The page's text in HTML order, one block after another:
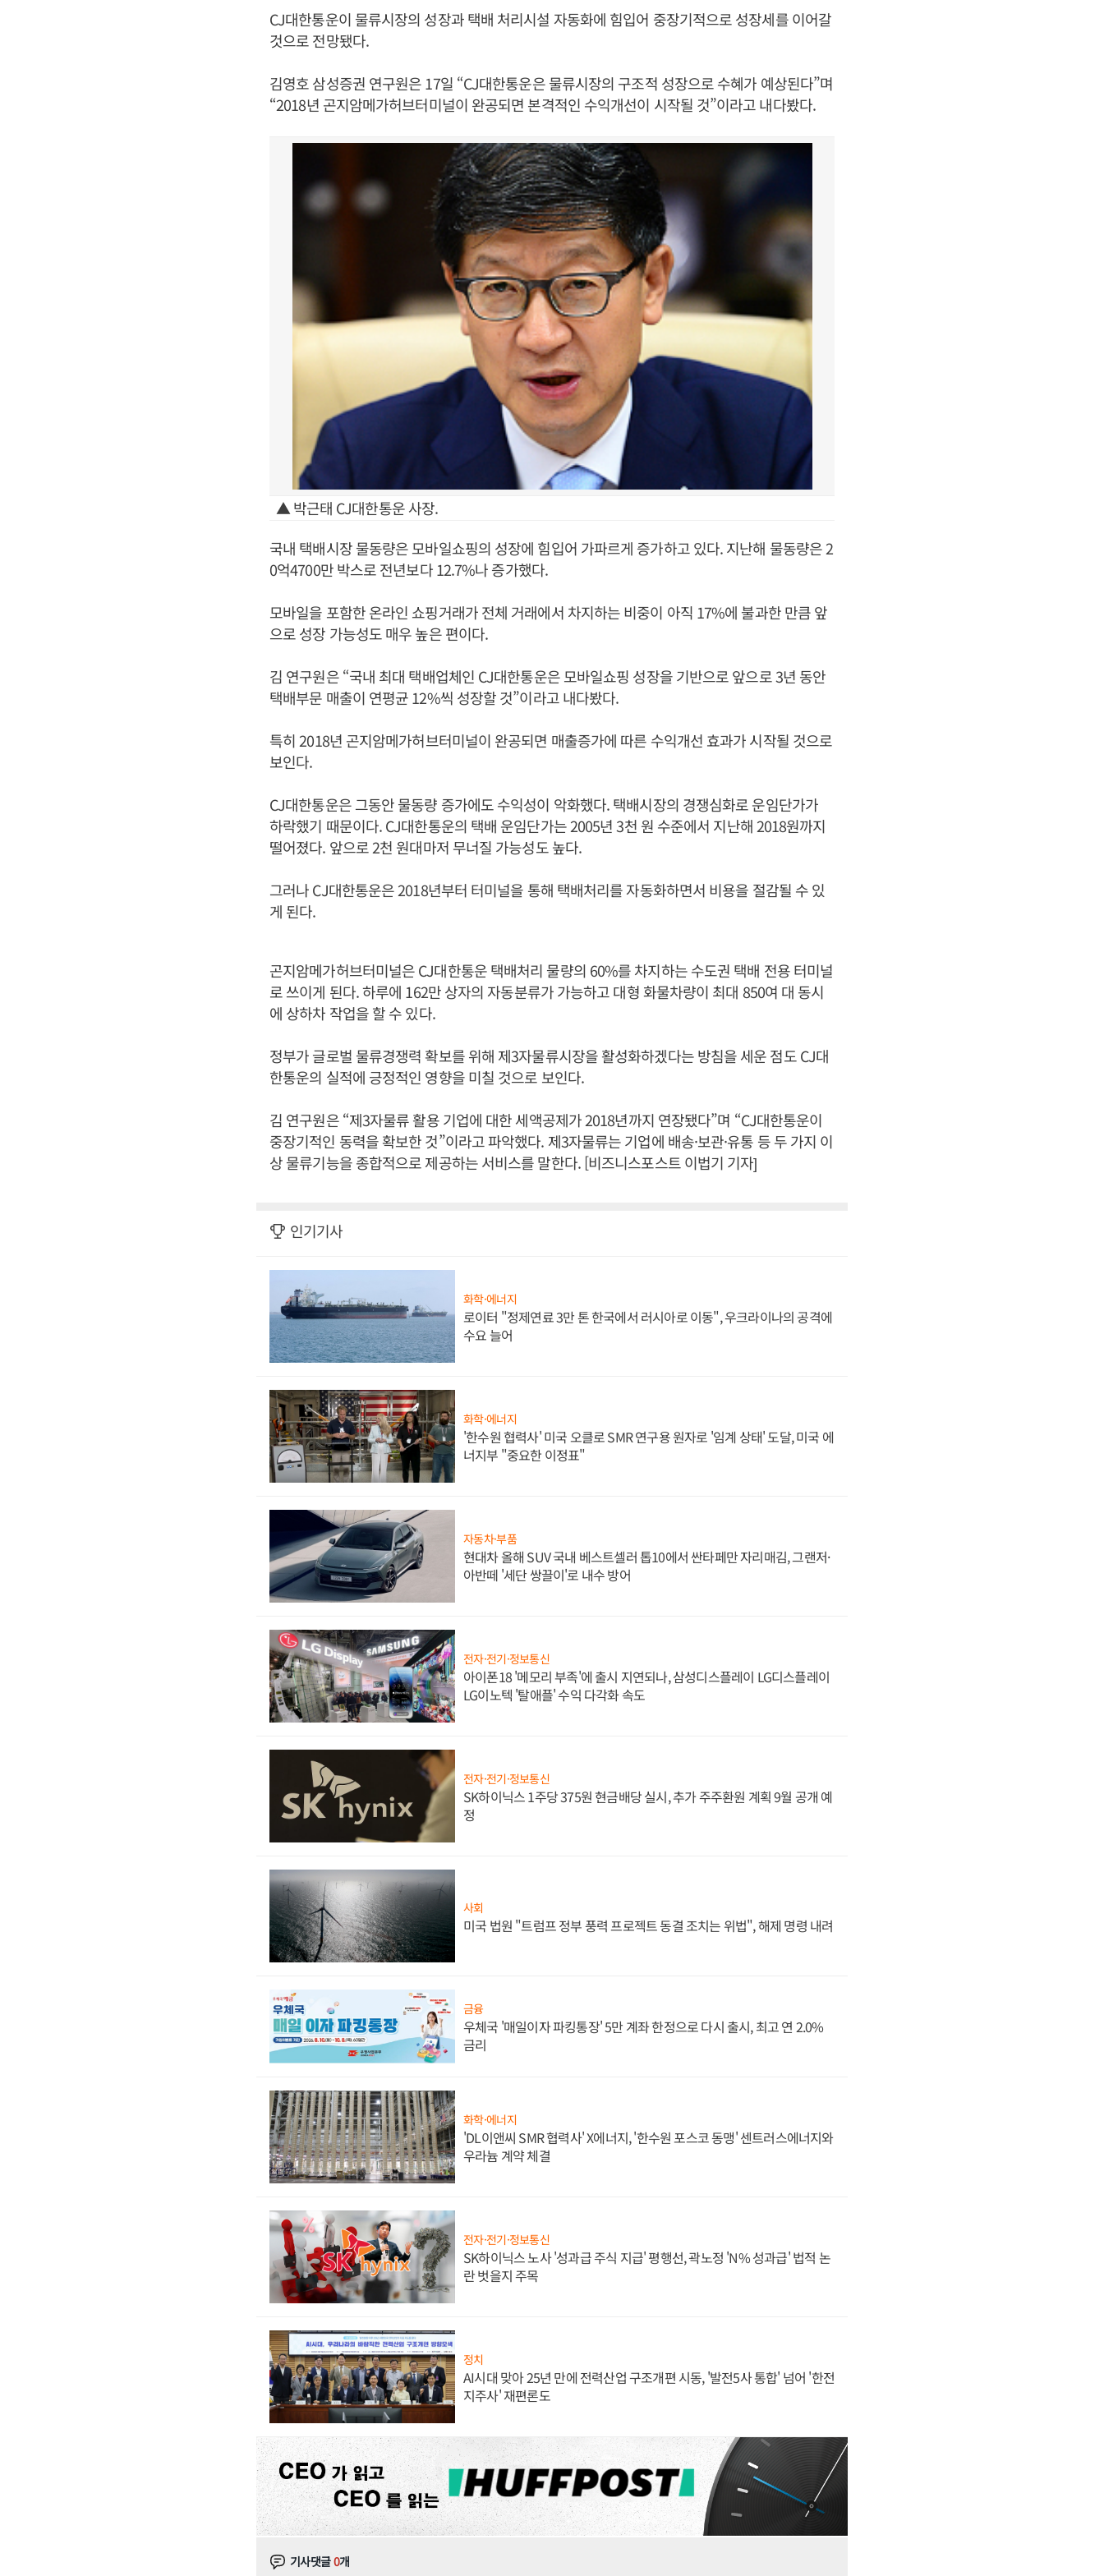
CJ대한통운이 물류시장의 성장과 택배 처리시설 자동화에 힘입어 중장기적으로 성장세를 이어갈
것으로 전망됐다.
김영호 삼성증권 연구원은 17일 “CJ대한통운은 물류시장의 구조적 성장으로 수혜가 예상된다”며
“2018년 곤지암메가허브터미널이 완공되면 본격적인 수익개선이 시작될 것”이라고 내다봤다.
▲ 박근태 CJ대한통운 사장.
국내 택배시장 물동량은 모바일쇼핑의 성장에 힘입어 가파르게 증가하고 있다. 지난해 물동량은 2
0억4700만 박스로 전년보다 12.7%나 증가했다.
모바일을 포함한 온라인 쇼핑거래가 전체 거래에서 차지하는 비중이 아직 17%에 불과한 만큼 앞
으로 성장 가능성도 매우 높은 편이다.
김 연구원은 “국내 최대 택배업체인 CJ대한통운은 모바일쇼핑 성장을 기반으로 앞으로 3년 동안
택배부문 매출이 연평균 12%씩 성장할 것”이라고 내다봤다.
특히 2018년 곤지암메가허브터미널이 완공되면 매출증가에 따른 수익개선 효과가 시작될 것으로
보인다.
CJ대한통운은 그동안 물동량 증가에도 수익성이 악화했다. 택배시장의 경쟁심화로 운임단가가
하락했기 때문이다. CJ대한통운의 택배 운임단가는 2005년 3천 원 수준에서 지난해 2018원까지
떨어졌다. 앞으로 2천 원대마저 무너질 가능성도 높다.
그러나 CJ대한통운은 2018년부터 터미널을 통해 택배처리를 자동화하면서 비용을 절감될 수 있
게 된다.
곤지암메가허브터미널은 CJ대한통운 택배처리 물량의 60%를 차지하는 수도권 택배 전용 터미널
로 쓰이게 된다. 하루에 162만 상자의 자동분류가 가능하고 대형 화물차량이 최대 850여 대 동시
에 상하차 작업을 할 수 있다.
정부가 글로벌 물류경쟁력 확보를 위해 제3자물류시장을 활성화하겠다는 방침을 세운 점도 CJ대
한통운의 실적에 긍정적인 영향을 미칠 것으로 보인다.
김 연구원은 “제3자물류 활용 기업에 대한 세액공제가 2018년까지 연장됐다”며 “CJ대한통운이
중장기적인 동력을 확보한 것”이라고 파악했다. 제3자물류는 기업에 배송·보관·유통 등 두 가지 이
상 물류기능을 종합적으로 제공하는 서비스를 말한다. [비즈니스포스트 이법기 기자]
인기기사
화학·에너지
로이터 "정제연료 3만 톤 한국에서 러시아로 이동", 우크라이나의 공격에
수요 늘어
화학·에너지
'한수원 협력사' 미국 오클로 SMR 연구용 원자로 '임계 상태' 도달, 미국 에
너지부 "중요한 이정표"
자동차·부품
현대차 올해 SUV 국내 베스트셀러 톱10에서 싼타페만 자리매김, 그랜저·
아반떼 '세단 쌍끌이'로 내수 방어
전자·전기·정보통신
아이폰18 '메모리 부족'에 출시 지연되나, 삼성디스플레이 LG디스플레이
LG이노텍 '탈애플' 수익 다각화 속도
전자·전기·정보통신
SK하이닉스 1주당 375원 현금배당 실시, 추가 주주환원 계획 9월 공개 예
정
사회
미국 법원 "트럼프 정부 풍력 프로젝트 동결 조치는 위법", 해제 명령 내려
금융
우체국 '매일이자 파킹통장' 5만 계좌 한정으로 다시 출시, 최고 연 2.0%
금리
화학·에너지
'DL이앤씨 SMR 협력사' X에너지, '한수원 포스코 동맹' 센트러스에너지와
우라늄 계약 체결
전자·전기·정보통신
SK하이닉스 노사 '성과급 주식 지급' 평행선, 곽노정 'N% 성과급' 법적 논
란 벗을지 주목
정치
AI시대 맞아 25년 만에 전력산업 구조개편 시동, '발전5사 통합' 넘어 '한전
지주사' 재편론도
기사댓글0개